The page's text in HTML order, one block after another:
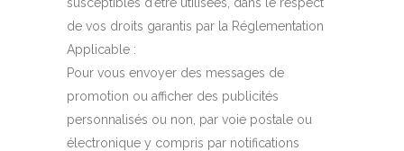
de vos droits garantis par la Réglementation
Applicable :
Pour vous envoyer des messages de
promotion ou afficher des publicités
personnalisés ou non, par voie postale ou
électronique y compris par notifications